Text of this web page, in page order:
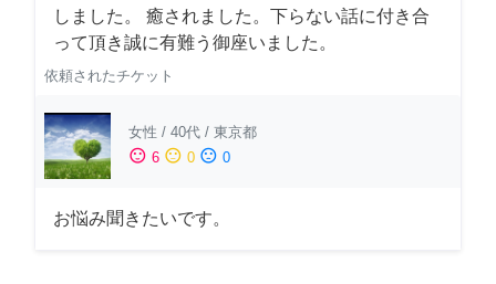
しました。 癒されました。下らない話に付き合
って頂き誠に有難う御座いました。
依頼されたチケット
女性 / 40代 / 東京都
sentiment_satisfied 6 sentiment_neutral 0 sentiment_dissatisfied 0
お悩み聞きたいです。